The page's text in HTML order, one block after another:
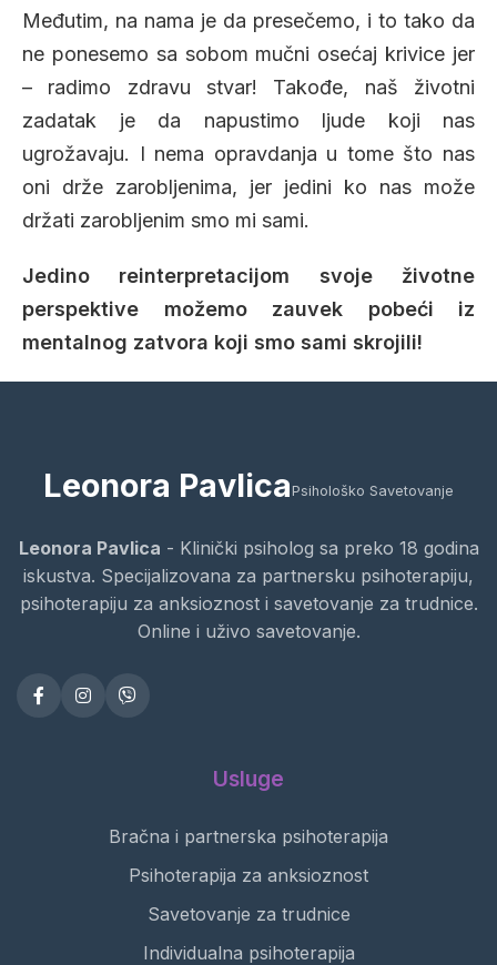
Međutim, na nama je da presečemo, i to tako da
ne ponesemo sa sobom mučni osećaj krivice jer
– radimo zdravu stvar! Takođe, naš životni
zadatak je da napustimo ljude koji nas
ugrožavaju. I nema opravdanja u tome što nas
oni drže zarobljenima, jer jedini ko nas može
držati zarobljenim smo mi sami.
Jedino reinterpretacijom svoje životne
perspektive možemo zauvek pobeći iz
mentalnog zatvora koji smo sami skrojili!
Leonora Pavlica Psihološko Savetovanje
Leonora Pavlica - Klinički psiholog sa preko 18 godina
iskustva. Specijalizovana za partnersku psihoterapiju,
psihoterapiju za anksioznost i savetovanje za trudnice.
Online i uživo savetovanje.
Usluge
Bračna i partnerska psihoterapija
Psihoterapija za anksioznost
Savetovanje za trudnice
Individualna psihoterapija